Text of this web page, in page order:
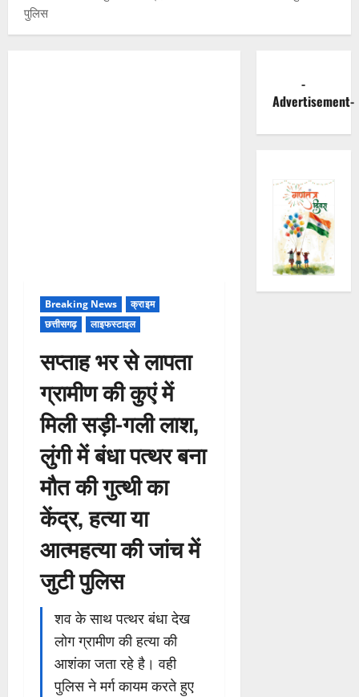
पुलिस
Breaking News
क्राइम
छत्तीसगढ़
लाइफस्टाइल
सप्ताह भर से लापता
ग्रामीण की कुएं में
मिली सड़ी-गली लाश,
लुंगी में बंधा पत्थर बना
मौत की गुत्थी का
केंद्र, हत्या या
आत्महत्या की जांच में
जुटी पुलिस
शव के साथ पत्थर बंधा देख
लोग ग्रामीण की हत्या की
आशंका जता रहे है। वही
पुलिस ने मर्ग कायम करते हुए
-
Advertisement-